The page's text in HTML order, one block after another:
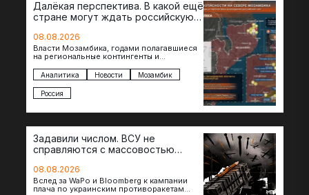
Далёкая перспектива. В какой ещё
стране могут ждать российскую
08.08.2026
Власти Мозамбика, годами полагавшиеся
на региональные контингенты и
обращаются к российской стороне за
консультациями в…
Аналитика Новости Мозамбик
Россия
Задавили числом. ВСУ не
справляются с массовостью
08.08.2026
Вслед за WaPo и Bloomberg к кампании
плача по украинским противоракетам